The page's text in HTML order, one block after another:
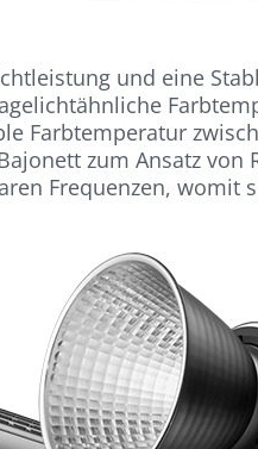
und eine
Farbtemperatur
zum Ansatz von
Frequenzen, womit